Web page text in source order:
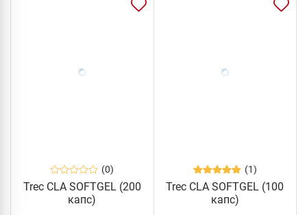
(0)
Trec CLA SOFTGEL (200
капс)
(1)
Trec CLA SOFTGEL (100
капс)